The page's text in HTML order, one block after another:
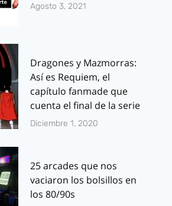
Agosto 3, 2021
Dragones y Mazmorras:
Así es Requiem, el
capítulo fanmade que
cuenta el final de la serie
Diciembre 1, 2020
25 arcades que nos
vaciaron los bolsillos en
los 80/90s